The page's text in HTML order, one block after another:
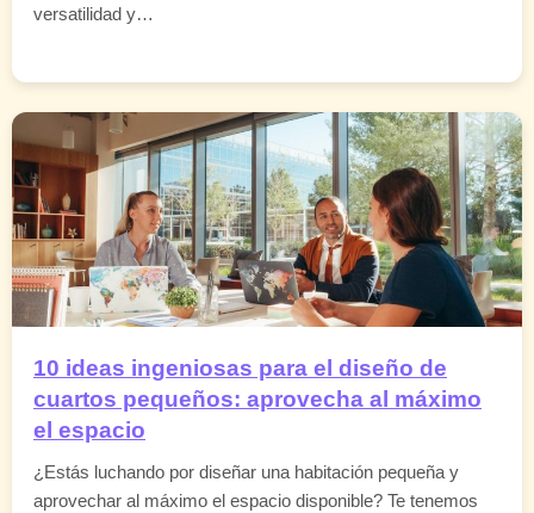
versatilidad y…
10 ideas ingeniosas para el diseño de
cuartos pequeños: aprovecha al máximo
el espacio
¿Estás luchando por diseñar una habitación pequeña y
aprovechar al máximo el espacio disponible? Te tenemos